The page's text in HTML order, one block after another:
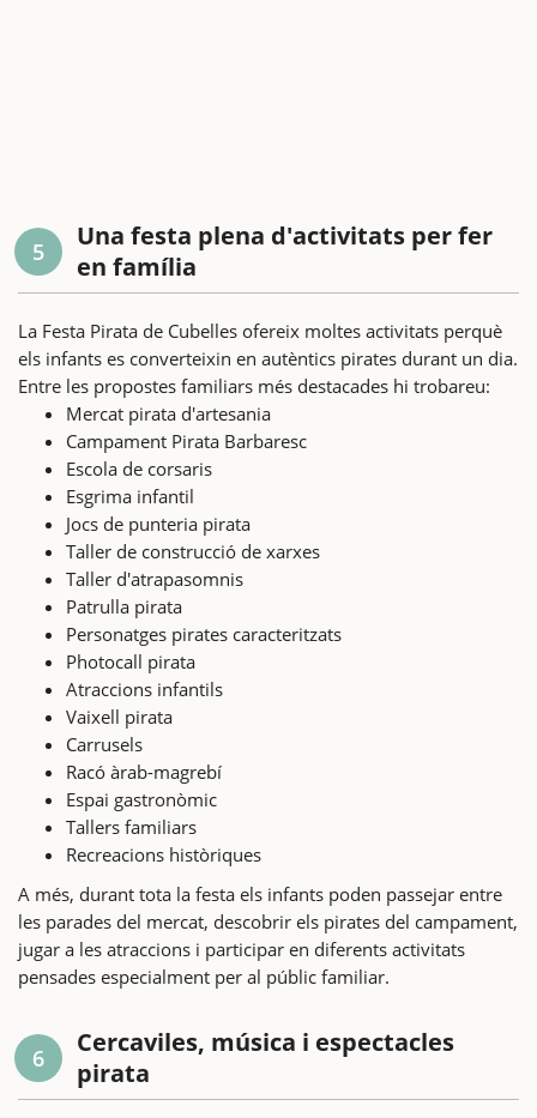
5
Una festa plena d'activitats per fer
en família
La Festa Pirata de Cubelles ofereix moltes activitats perquè
els infants es converteixin en autèntics pirates durant un dia.
Entre les propostes familiars més destacades hi trobareu:
Mercat pirata d'artesania
Campament Pirata Barbaresc
Escola de corsaris
Esgrima infantil
Jocs de punteria pirata
Taller de construcció de xarxes
Taller d'atrapasomnis
Patrulla pirata
Personatges pirates caracteritzats
Photocall pirata
Atraccions infantils
Vaixell pirata
Carrusels
Racó àrab-magrebí
Espai gastronòmic
Tallers familiars
Recreacions històriques
A més, durant tota la festa els infants poden passejar entre
les parades del mercat, descobrir els pirates del campament,
jugar a les atraccions i participar en diferents activitats
pensades especialment per al públic familiar.
6
Cercaviles, música i espectacles
pirata